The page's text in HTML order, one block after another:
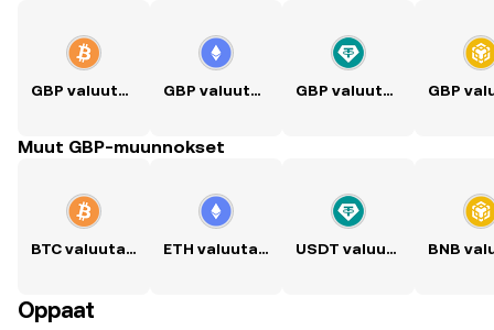
GBP valuutaksi BTC GBP valuutaksi ETH GBP valuutaksi USDT
Muut GBP-muunnokset
BTC valuutaksi GBP ETH valuutaksi GBP USDT valuutaksi GBP
Oppaat